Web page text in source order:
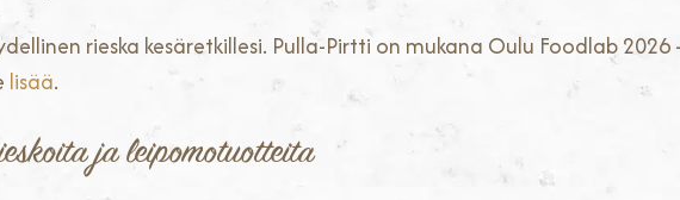
rieska kesäretkillesi. Pulla-Pirtti on mukana Oulu Foodlab 2026
lisää.
ja leipomotuotteita